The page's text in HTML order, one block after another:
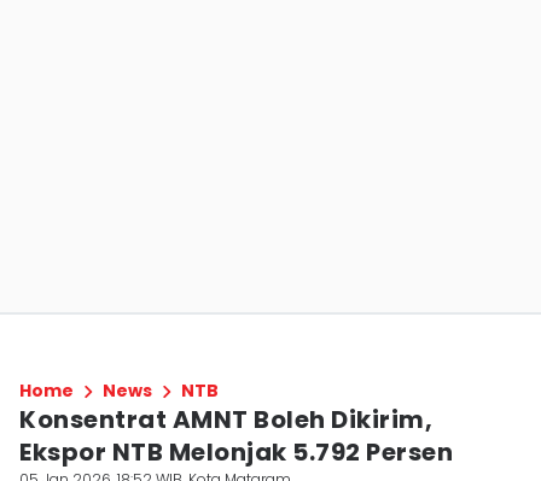
Home News NTB
Konsentrat AMNT Boleh Dikirim,
Ekspor NTB Melonjak 5.792 Persen